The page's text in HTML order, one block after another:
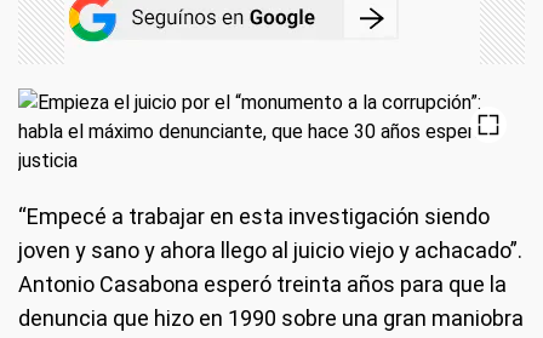
“Empecé a trabajar en esta investigación siendo
joven y sano y ahora llego al juicio viejo y achacado”.
Antonio Casabona esperó treinta años para que la
denuncia que hizo en 1990 sobre una gran maniobra